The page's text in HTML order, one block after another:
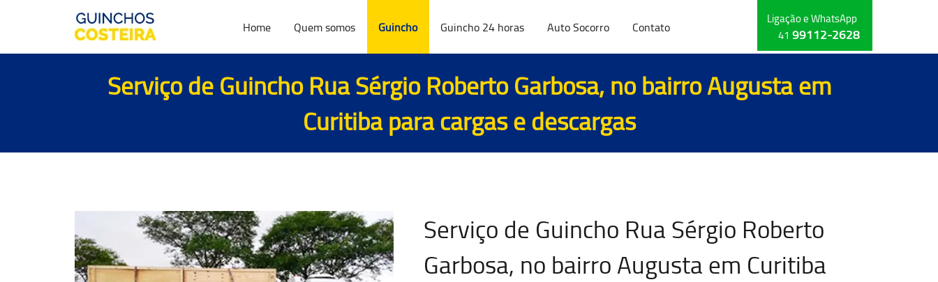
Home Quem somos Guincho Guincho 24 horas Auto Socorro Contato
Ligação e WhatsApp
41 99112-2628
Serviço de Guincho Rua Sérgio Roberto Garbosa, no bairro Augusta em
Curitiba paracargas e descargas
Serviço de Guincho Rua Sérgio Roberto
Garbosa, no bairro Augusta em Curitiba